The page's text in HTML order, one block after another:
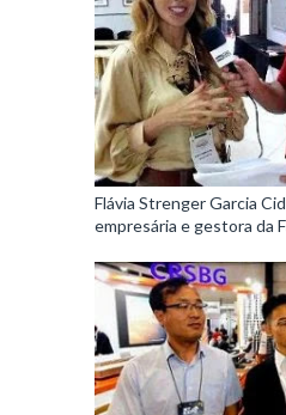
Flávia Strenger Garcia
empresária e gestora da